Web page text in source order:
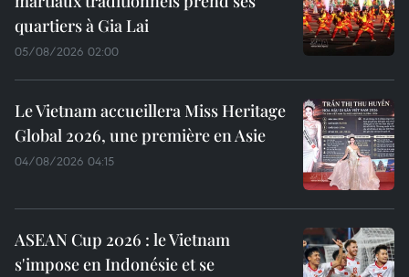
quartiers à Gia Lai
05/08/2026 02:00
Le Vietnam accueillera Miss Heritage
Global 2026, une première en Asie
04/08/2026 04:15
ASEAN Cup 2026 : le Vietnam
s'impose en Indonésie et se